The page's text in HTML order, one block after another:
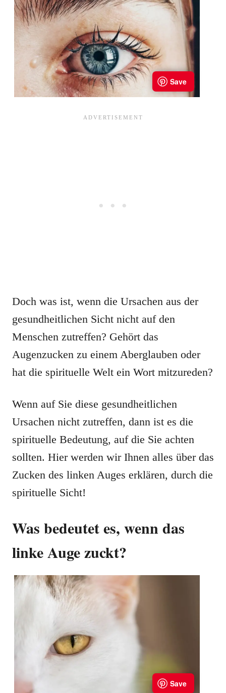
Doch was ist, wenn die Ursachen aus der
gesundheitlichen Sicht nicht auf den
Menschen zutreffen? Gehört das
Augenzucken zu einem Aberglauben oder
hat die spirituelle Welt ein Wort mitzureden?
Wenn auf Sie diese gesundheitlichen
Ursachen nicht zutreffen, dann ist es die
spirituelle Bedeutung, auf die Sie achten
sollten. Hier werden wir Ihnen alles über das
Zucken des linken Auges erklären, durch die
spirituelle Sicht!
Was bedeutet es, wenn das
linke Auge zuckt?